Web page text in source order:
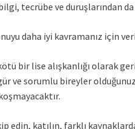
tecrübe ve duruşlarından
daha iyi kavramanız için
bir lise alışkanlığı olarak
ve sorumlu bireyler olduğunuz
edin, katılın, farklı